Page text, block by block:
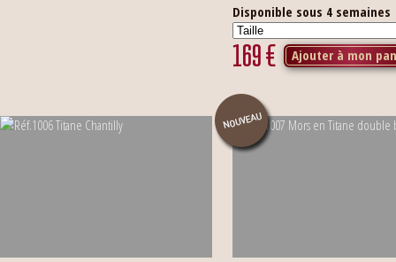
Disponible sous 4 semaines
169€ Ajouter à mon